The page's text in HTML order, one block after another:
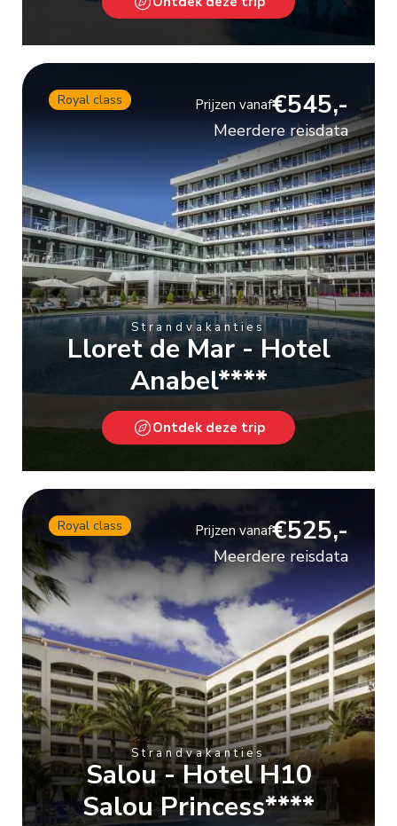
Royal class Prijzen vanaf€545,-
Meerdere reisdata
Strandvakanties
Lloret de Mar - Hotel
Anabel****
Ontdek deze trip
Royal class Prijzen vanaf€525,-
Meerdere reisdata
Strandvakanties
Salou - Hotel H10
Salou Princess****